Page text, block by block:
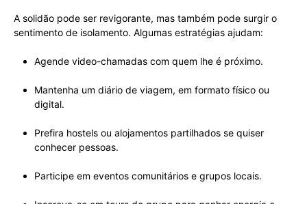
A solidão pode ser revigorante, mas também pode surgir o
sentimento de isolamento. Algumas estratégias ajudam:
Agende video-chamadas com quem lhe é próximo.
Mantenha um diário de viagem, em formato físico ou
digital.
Prefira hostels ou alojamentos partilhados se quiser
conhecer pessoas.
Participe em eventos comunitários e grupos locais.